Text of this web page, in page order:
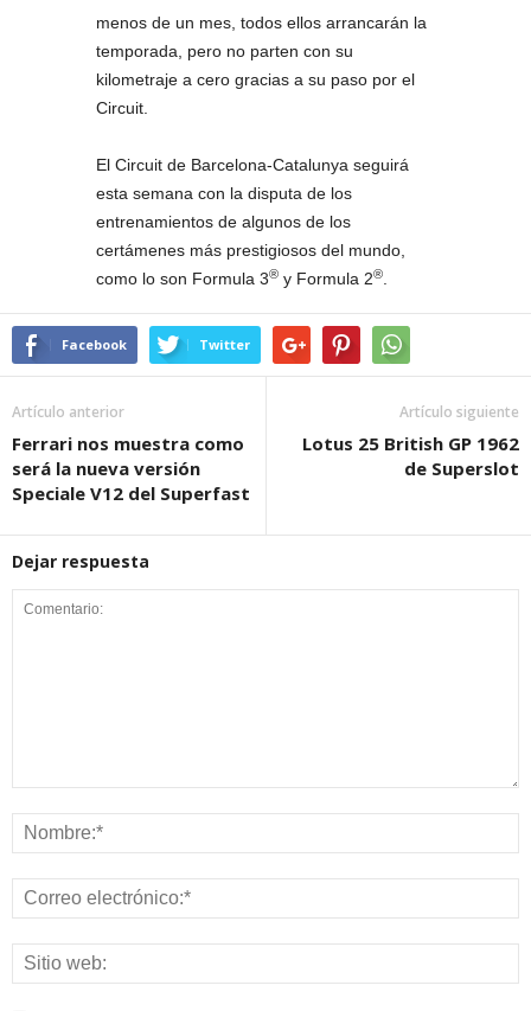
menos de un mes, todos ellos arrancarán la
temporada, pero no parten con su
kilometraje a cero gracias a su paso por el
Circuit.
El Circuit de Barcelona-Catalunya seguirá
esta semana con la disputa de los
entrenamientos de algunos de los
certámenes más prestigiosos del mundo,
como lo son Formula 3®y Formula 2®.
Facebook Twitter
Artículo anterior
Ferrari nos muestra como
será la nueva versión
Speciale V12 del Superfast
Artículo siguiente
Lotus 25 British GP 1962
de Superslot
Dejar respuesta